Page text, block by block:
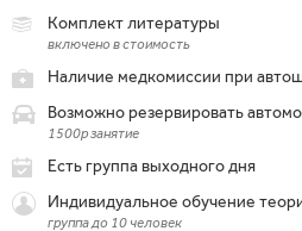
образовательные услуги самого
педагогов и инструкторов,
техническую базу, комплексное
обучения и на экзамене в ГИБДД.
Комплект литературы
включено в стоимость
Наличие медкомиссии при
Возможно резервировать
1500р занятие
Есть группа выходного дня
Индивидуальное обучение
группа до 10 человек